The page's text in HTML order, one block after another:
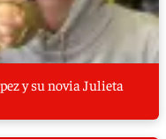
y su novia Julieta